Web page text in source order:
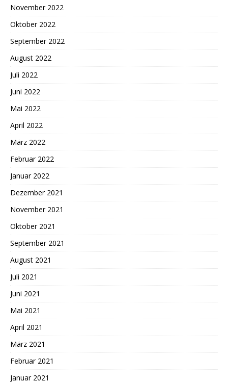
November 2022
Oktober 2022
September 2022
August 2022
Juli 2022
Juni 2022
Mai 2022
April 2022
März 2022
Februar 2022
Januar 2022
Dezember 2021
November 2021
Oktober 2021
September 2021
August 2021
Juli 2021
Juni 2021
Mai 2021
April 2021
März 2021
Februar 2021
Januar 2021